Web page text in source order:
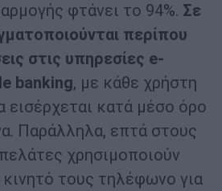
φτάνει το 94%. Σε
περίπου
στις υπηρεσίες e-
banking, με κάθε χρήστη
εισέρχεται κατά μέσο όρο
Παράλληλα, επτά στους
χρησιμοποιούν
τους τηλέφωνο για